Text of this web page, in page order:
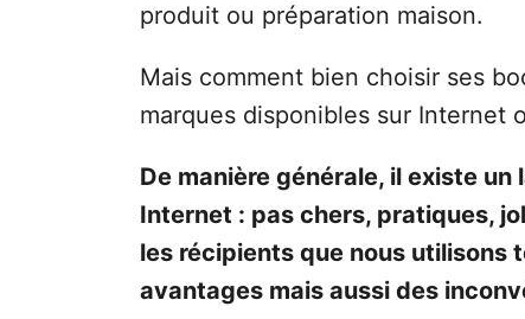
produit ou préparation maison.
Mais comment bien choisir ses
marques disponibles sur Internet
De manière générale, il existe
Internet : pas chers, pratiques,
les récipients que nous utilisons
avantages mais aussi des